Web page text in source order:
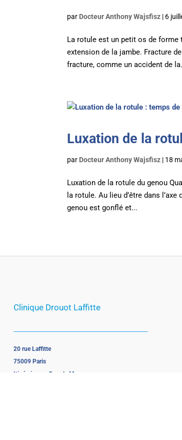
par Docteur Anthony Wajsfisz | 6
La rotule est un petit os de forme
extension de la jambe. Fracture
fracture, comme un accident de
Luxation de la
par Docteur Anthony Wajsfisz | 18
Luxation de la rotule du genou
la rotule. Au lieu d’être dans
genou est gonflé et...
Clinique Drouot Laffitte
20 rue Laffitte
75009 Paris
Itinéraire sur Google Maps